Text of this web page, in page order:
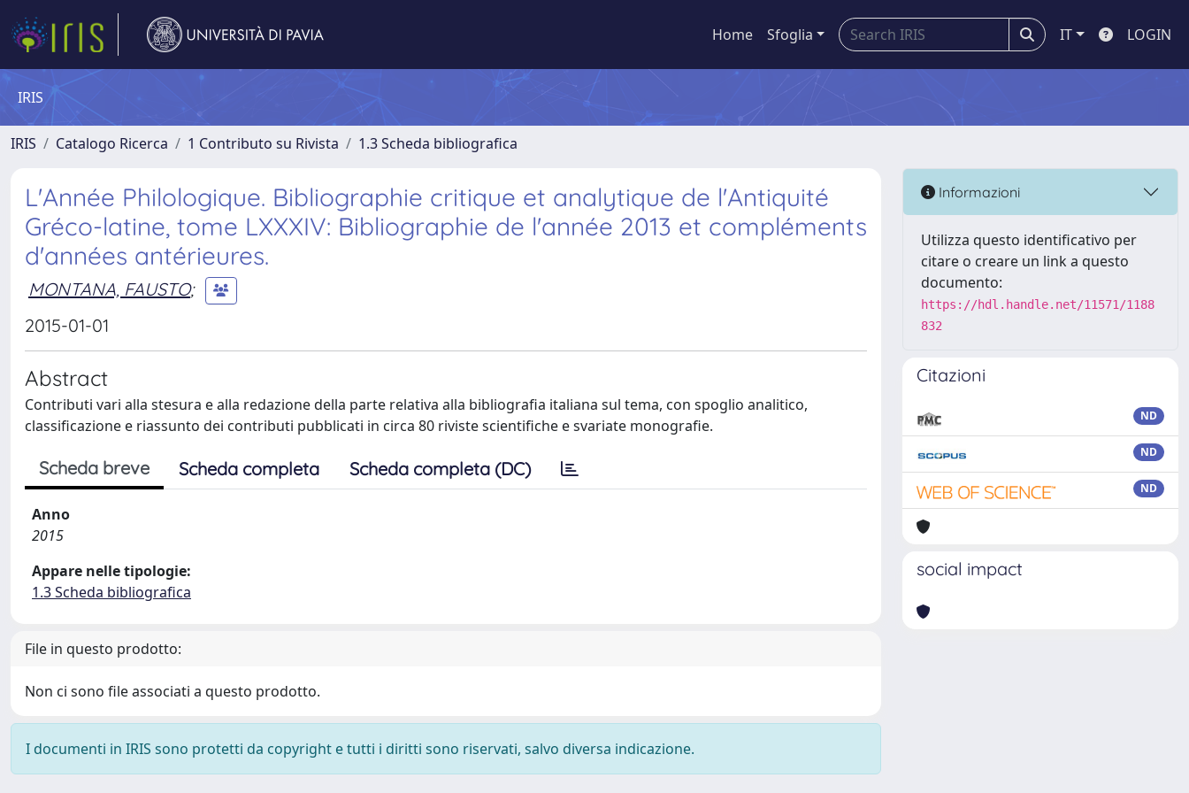
Home Sfoglia IT LOGIN
IRIS
IRIS Catalogo Ricerca 1 Contributo su Rivista 1.3 Scheda bibliografica
L'Année Philologique. Bibliographie critique et analytique de l'Antiquité
Gréco-latine, tome LXXXIV: Bibliographie de l'année 2013 et compléments
d'années antérieures.
MONTANA, FAUSTO;
2015-01-01
Abstract
Contributi vari alla stesura e alla redazione della parte relativa alla bibliografia italiana sul tema, con spoglio analitico,
classificazione e riassunto dei contributi pubblicati in circa 80 riviste scientifiche e svariate monografie.
Scheda breve Scheda completa Scheda completa (DC)
Anno
2015
Appare nelle tipologie:
1.3 Scheda bibliografica
File in questo prodotto:
Non ci sono file associati a questo prodotto.
I documenti in IRIS sono protetti da copyright e tutti i diritti sono riservati, salvo diversa indicazione.
Informazioni
Utilizza questo identificativo per
citare o creare un link a questo
documento:
https://hdl.handle.net/11571/1188
832
Citazioni
ND
ND
ND
social impact